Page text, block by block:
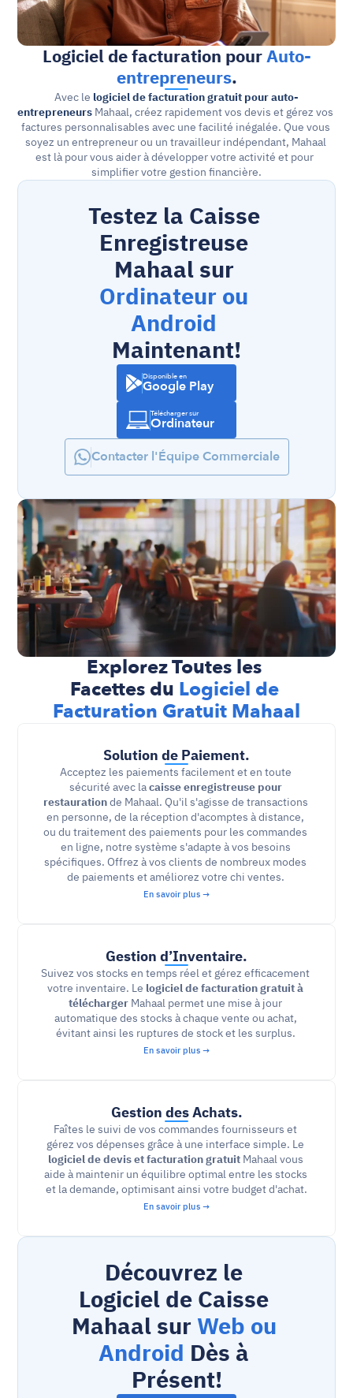
Logiciel de facturation pour Auto-
entrepreneurs.
Avec le logiciel de facturation gratuit pour auto-
entrepreneurs Mahaal, créez rapidement vos devis et gérez vos
factures personnalisables avec une facilité inégalée. Que vous
soyez un entrepreneur ou un travailleur indépendant, Mahaal
est là pour vous aider à développer votre activité et pour
simplifier votre gestion financière.
Testez la Caisse
Enregistreuse
Ordinateur ou
Android
Maintenant!
Disponible en
Google Play
Télécharger sur
Ordinateur
Contacter l'Équipe Commerciale
Explorez Toutes les
Facettes du Logiciel de
Facturation Gratuit Mahaal
Solution de Paiement.
Acceptez les paiements facilement et en toute
sécurité avec la caisse enregistreuse pour
restauration de Mahaal. Qu'il s'agisse de transactions
en personne, de la réception d'acomptes à distance,
ou du traitement des paiements pour les commandes
en ligne, notre système s'adapte à vos besoins
spécifiques. Offrez à vos clients de nombreux modes
de paiements et améliorez votre chi ventes.
En savoir plus →
Gestion d’Inventaire.
Suivez vos stocks en temps réel et gérez efficacement
votre inventaire. Le logiciel defacturation gratuit à
télécharger Mahaal permet une mise à jour
automatique des stocks à chaque vente ou achat,
évitant ainsi les ruptures de stock et les surplus.
En savoir plus →
Gestion des Achats.
Faîtes le suivi de vos commandes fournisseurs et
logiciel de devis et facturation gratuit Mahaal vous
aide à maintenir un équilibre optimal entre les stocks
et la demande, optimisant ainsi votre budget d'achat.
En savoir plus →
Découvrez le
Logiciel de Caisse
Mahaal sur Web ou
Android Dès à
Présent!